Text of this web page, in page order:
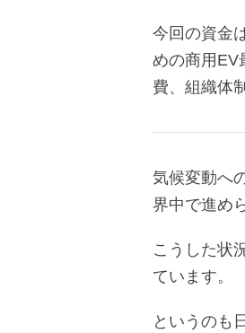
今回の資金
めの商用EV
費、組織体
気候変動へ
界中で進め
こうした状
ています。
というのも